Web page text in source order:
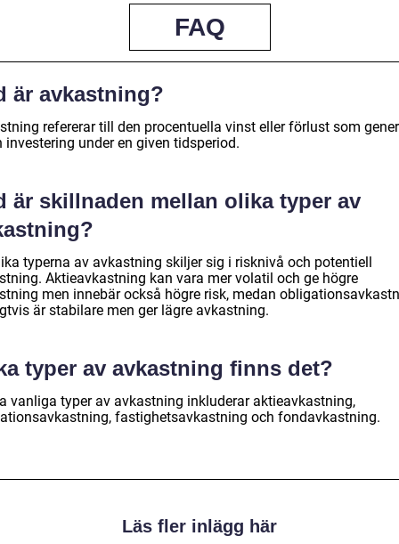
FAQ
är avkastning?
refererar till den procentuella vinst eller förlust som
investering under en given tidsperiod.
är skillnaden mellan olika typer av
typerna av avkastning skiljer sig i risknivå och potentiell
Aktieavkastning kan vara mer volatil och ge högre
men innebär också högre risk, medan
är stabilare men ger lägre avkastning.
typer av avkastning finns det?
vanliga typer av avkastning inkluderar aktieavkastning,
fastighetsavkastning och fondavkastning.
Läs fler inlägg här